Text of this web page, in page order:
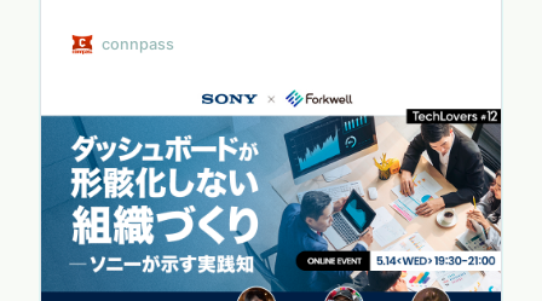
「データ民主化を阻む壁をどう越えるか」をテーマ
え、「誰もが意思決定に使えるダッシュボード文
化」を根付かせてきたソニーの事例をもとに、あり
がちな課題とその具体的な解決アプローチを共有し
ます。 ソニー株式会社 技術センター 設計DX部門 AI
& Cloud Center of Excellence データソ…
connpass